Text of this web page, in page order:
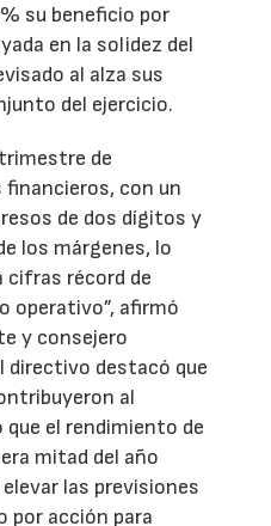
su beneficio por
en la solidez del
al alza sus
del ejercicio.
de
con un
de dos dígitos y
los márgenes, lo
cifras récord de
operativo”, afirmó
y consejero
directivo destacó que
al
el rendimiento de
mitad del año
las previsiones
por acción para